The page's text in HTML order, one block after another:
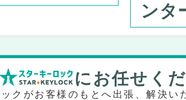
ンタ
にお任せく
クがお客様のもとへ出張、解決い